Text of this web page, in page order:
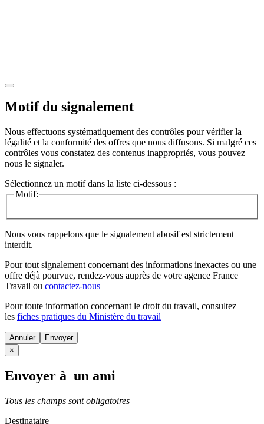
Motif du signalement
Nous effectuons systématiquement des contrôles pour vérifier la
légalité et la conformité des offres que nous diffusons. Si malgré ces
contrôles vous constatez des contenus inappropriés, vous pouvez
nous le signaler.
Sélectionnez un motif dans la liste ci-dessous :
Motif:
Nous vous rappelons que le signalement abusif est strictement
interdit.
Pour tout signalement concernant des informations inexactes ou une
offre déjà pourvue, rendez-vous auprès de votre agence France
Travail ou contactez-nous
Pour toute information concernant le droit du travail, consultez
les fiches pratiques du Ministère du travail
Annuler
×
Envoyer à un ami
Tous les champs sont obligatoires
Destinataire